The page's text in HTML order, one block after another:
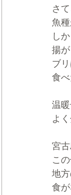
さ
魚種
し
揚
ブ
食
温
よ
宮
こ
地
食